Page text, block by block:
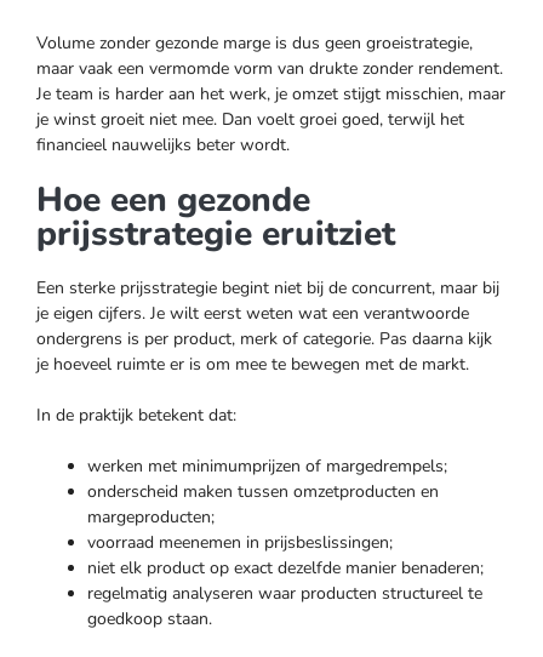
Volume zonder gezonde marge is dus geen groeistrategie,
maar vaak een vermomde vorm van drukte zonder rendement.
Je team is harder aan het werk, je omzet stijgt misschien, maar
je winst groeit niet mee. Dan voelt groei goed, terwijl het
financieel nauwelijks beter wordt.
Hoe een gezonde
prijsstrategie eruitziet
Een sterke prijsstrategie begint niet bij de concurrent, maar bij
je eigen cijfers. Je wilt eerst weten wat een verantwoorde
ondergrens is per product, merk of categorie. Pas daarna kijk
je hoeveel ruimte er is om mee te bewegen met de markt.
In de praktijk betekent dat:
werken met minimumprijzen of margedrempels;
onderscheid maken tussen omzetproducten en
margeproducten;
voorraad meenemen in prijsbeslissingen;
niet elk product op exact dezelfde manier benaderen;
regelmatig analyseren waar producten structureel te
goedkoop staan.